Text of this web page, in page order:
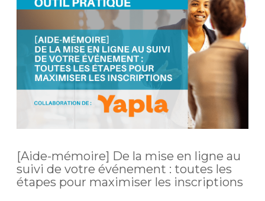
[Aide-mémoire] De la mise en ligne au
suivi de votre événement : toutes les
étapes pour maximiser les inscriptions